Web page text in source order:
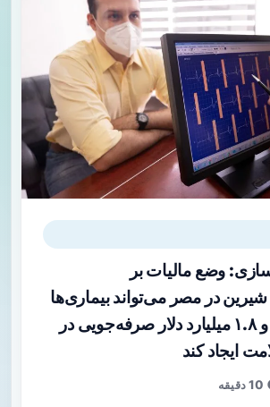
وضع مالیات بر
در مصر می‌تواند بیماری‌ها
را کاهش دهد و ۱.۸ میلیارد دلار صرفه‌جویی در
ایجاد کند